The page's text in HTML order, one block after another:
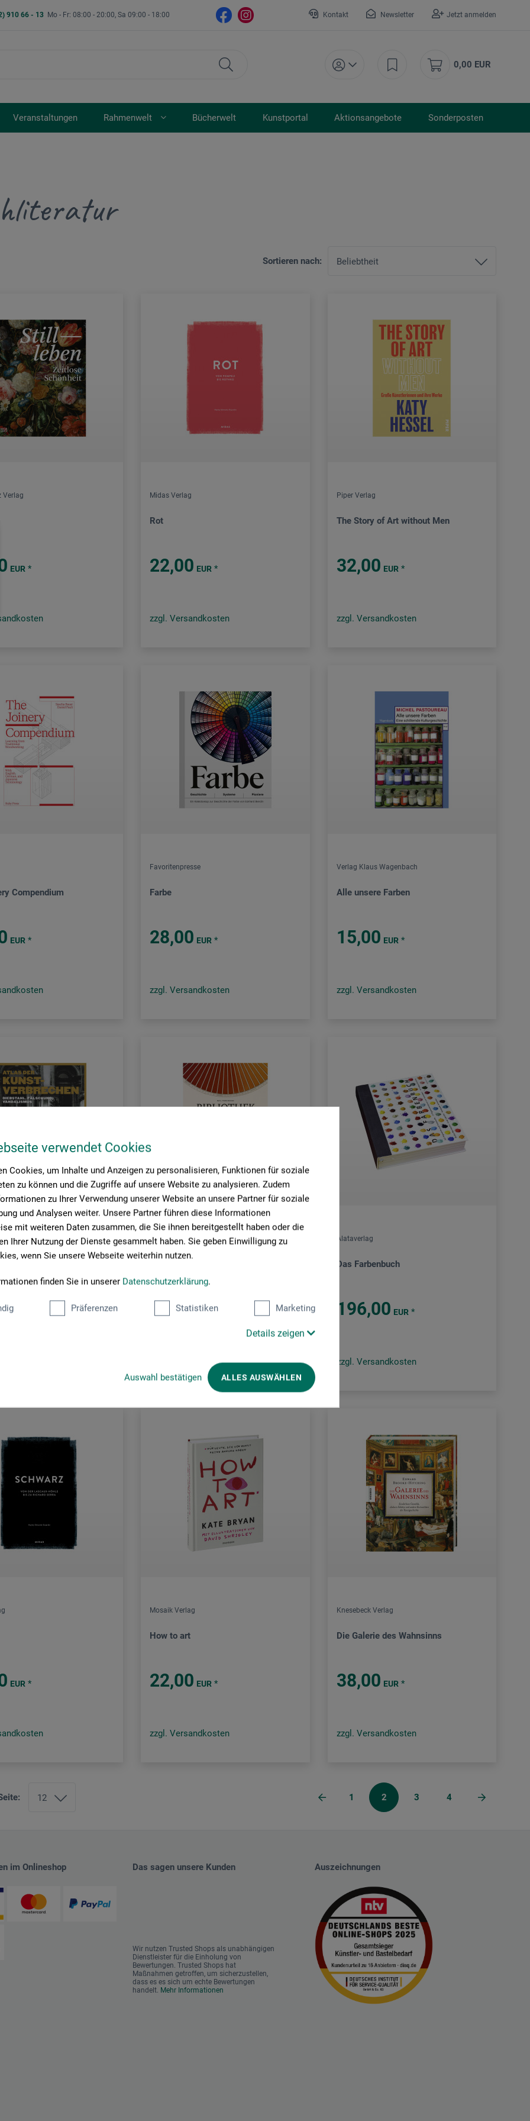
verwendet Cookies
Cookies, um Inhalte und Anzeigen zu personalisieren, Funktionen für soziale
zu können und die Zugriffe auf unsere Website zu analysieren. Zudem
zu Ihrer Verwendung unserer Website an unsere Partner für soziale
und Analysen weiter. Unsere Partner führen diese Informationen
mit weiteren Daten zusammen, die Sie ihnen bereitgestellt haben oder die
Ihrer Nutzung der Dienste gesammelt haben. Sie geben Einwilligung zu
wenn Sie unsere Webseite weiterhin nutzen.
finden Sie in unserer Datenschutzerklärung.
Präferenzen Statistiken Marketing
Details zeigen
Auswahl bestätigen ALLES AUSWÄHLEN
910 66 - 13 Mo - Fr: 08:00 - 20:00, Sa 09:00 - 18:00 Kontakt Newsletter Jetzt anmelden
0,00 EUR
Veranstaltungen Rahmenwelt Bücherwelt Kunstportal Aktionsangebote Sonderposten
Sortieren nach:
Verlag
EUR *
Midas Verlag
Rot
22,00 EUR *
zzgl. Versandkosten
Piper Verlag
The Story of Art without Men
32,00 EUR *
zzgl. Versandkosten
Compendium
EUR *
Favoritenpresse
Farbe
28,00 EUR *
zzgl. Versandkosten
Verlag Klaus Wagenbach
Alle unsere Farben
15,00 EUR *
zzgl. Versandkosten
EUR
Haupt Verlag
38,00 EUR *
zzgl. Versandkosten
Alataverlag
Das Farbenbuch
196,00 EUR *
zzgl. Versandkosten
EUR *
Mosaik Verlag
How to art
22,00 EUR *
zzgl. Versandkosten
Knesebeck Verlag
Die Galerie des Wahnsinns
38,00 EUR *
zzgl. Versandkosten
1 2 3 4
im Onlineshop Das sagen unsere Kunden
Wir nutzen Trusted Shops als unabhängigen
Dienstleister für die Einholung von
Bewertungen. Trusted Shops hat
Maßnahmen getroffen, um sicherzustellen,
dass es es sich um echte Bewertungen
handelt. Mehr Informationen
Auszeichnungen